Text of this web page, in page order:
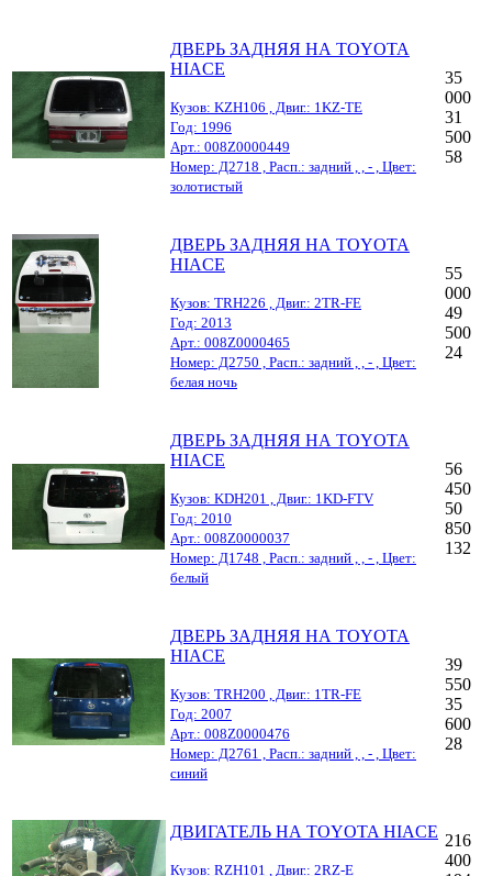
ДВЕРЬ ЗАДНЯЯ НА TOYOTA
HIACE
Кузов: KZH106 , Двиг.: 1KZ-TE
Год: 1996
Арт.: 008Z0000449
Номер: Д2718 , Расп.: задний , , - , Цвет:
золотистый
35
000
31
500
58
ДВЕРЬ ЗАДНЯЯ НА TOYOTA
HIACE
Кузов: TRH226 , Двиг.: 2TR-FE
Год: 2013
Арт.: 008Z0000465
Номер: Д2750 , Расп.: задний , , - , Цвет:
белая ночь
55
000
49
500
24
ДВЕРЬ ЗАДНЯЯ НА TOYOTA
HIACE
Кузов: KDH201 , Двиг.: 1KD-FTV
Год: 2010
Арт.: 008Z0000037
Номер: Д1748 , Расп.: задний , , - , Цвет:
белый
56
450
50
850
132
ДВЕРЬ ЗАДНЯЯ НА TOYOTA
HIACE
Кузов: TRH200 , Двиг.: 1TR-FE
Год: 2007
Арт.: 008Z0000476
Номер: Д2761 , Расп.: задний , , - , Цвет:
синий
39
550
35
600
28
ДВИГАТЕЛЬ НА TOYOTA HIACE
Кузов: RZH101 , Двиг.: 2RZ-E
216
400